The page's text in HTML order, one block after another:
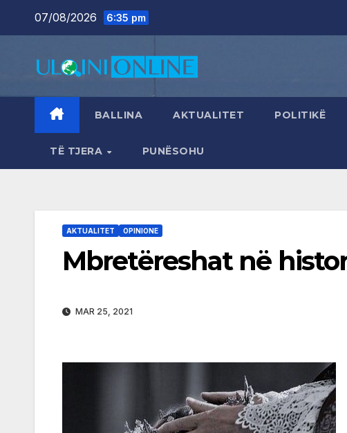
07/08/2026 6:35 pm
BALLINA AKTUALITET POLITIKË
TË TJERA PUNËSOHU
AKTUALITET OPINIONE
Mbretëreshat në
MAR 25, 2021